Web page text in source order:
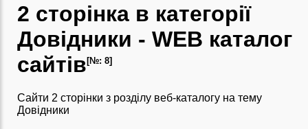
2 сторінка в категорії
Довідники - WEB каталог
сайтів [№: 8]
Cайти 2 сторінки з розділу веб-каталогу на тему
Довідники